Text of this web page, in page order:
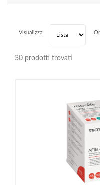
30 prodotti trovati
Visualizza: